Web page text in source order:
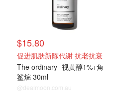
$15.80
促进肌肤新陈代谢 抗老抗衰
The ordinary 视黄醇1%+角
鲨烷 30ml
@dealmoon.com.au